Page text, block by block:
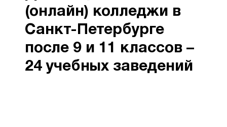
(онлайн) колледжи в
Санкт-Петербурге
после 9 и 11 классов –
24 учебных заведений